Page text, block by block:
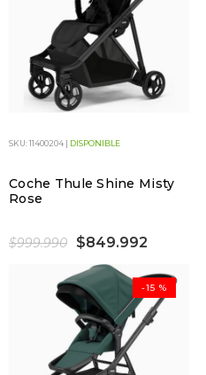
SKU: 11400204 | DISPONIBLE
Coche Thule Shine Misty
Rose
$999.990 $849.992
-15 %